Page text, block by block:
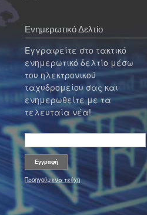
Ενημερωτικό Δελτίο
Εγγραφείτε στο τακτικό
ενημερωτικό δελτίο μέσω
του ηλεκτρονικού
ταχυδρομείου σας και
ενημερωθείτε με τα
τελευταία νέα!
Προηγούμενα τεύχη